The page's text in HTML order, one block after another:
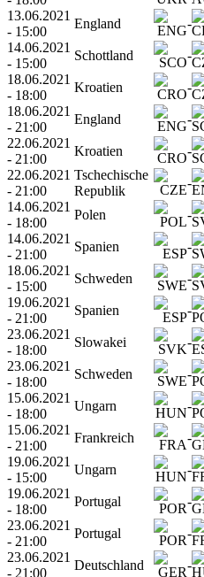
13.06.2021
- 15:00
England -
14.06.2021
- 15:00
Schottland -
18.06.2021
- 18:00
Kroatien -
18.06.2021
- 21:00
England -
22.06.2021
- 21:00
Kroatien -
22.06.2021
- 21:00
Tschechische
Republik
-
14.06.2021
- 18:00
Polen -
14.06.2021
- 21:00
Spanien -
18.06.2021
- 15:00
Schweden -
19.06.2021
- 21:00
Spanien -
23.06.2021
- 18:00
Slowakei -
23.06.2021
- 18:00
Schweden -
15.06.2021
- 18:00
Ungarn -
15.06.2021
- 21:00
Frankreich -
19.06.2021
- 15:00
Ungarn -
19.06.2021
- 18:00
Portugal -
23.06.2021
- 21:00
Portugal -
23.06.2021
- 21:00
Deutschland -